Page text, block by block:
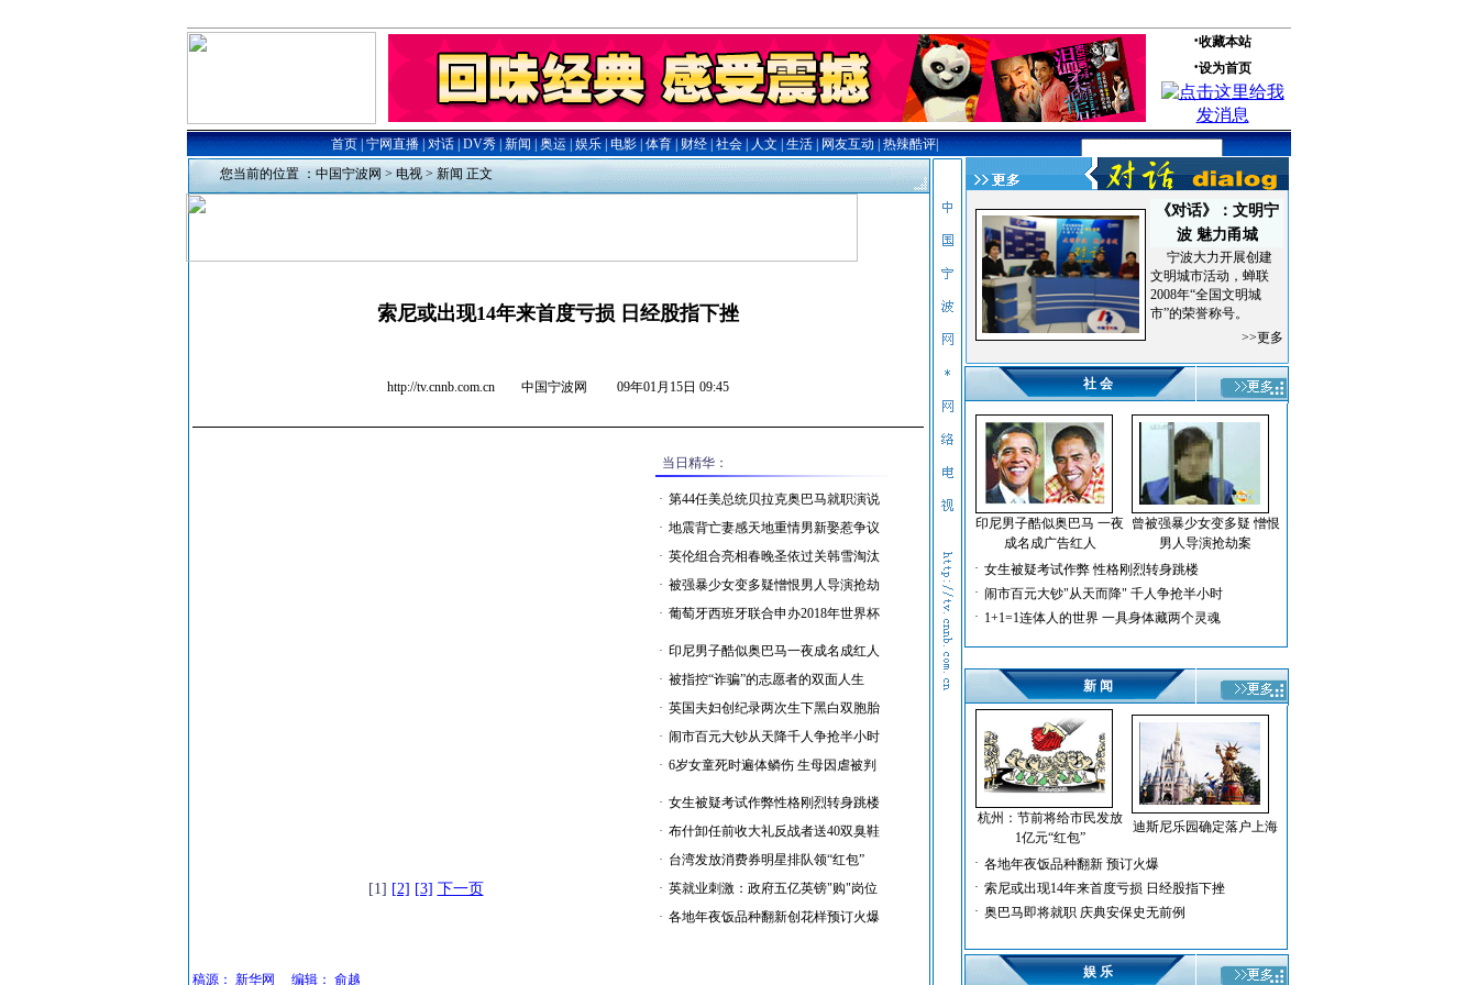
您当前的位置 ： 中国宁波网 > 电视 > 新闻 正文
索尼或出现14年来首度亏损 日经股指下挫
http://tv.cnnb.com.cn 中国宁波网 09年01月15日 09:45
[1] [2] [3] 下一页
当日精华：
· 第44任美总统贝拉克奥巴马就职演说
· 地震背亡妻感天地重情男新娶惹争议
· 英伦组合亮相春晚圣依过关韩雪淘汰
· 被强暴少女变多疑憎恨男人导演抢劫
· 葡萄牙西班牙联合申办2018年世界杯
· 印尼男子酷似奥巴马一夜成名成红人
· 被指控“诈骗”的志愿者的双面人生
· 英国夫妇创纪录两次生下黑白双胞胎
· 闹市百元大钞从天降千人争抢半小时
· 6岁女童死时遍体鳞伤 生母因虐被判
· 女生被疑考试作弊性格刚烈转身跳楼
· 布什卸任前收大礼反战者送40双臭鞋
· 台湾发放消费券明星排队领“红包”
· 英就业刺激：政府五亿英镑"购"岗位
· 各地年夜饭品种翻新创花样预订火爆
稿源： 新华网 编辑： 俞越
《对话》：文明宁
波 魅力甬城
宁波大力开展创建
文明城市活动，蝉联
2008年“全国文明城
市”的荣誉称号。
>>更多
社 会
印尼男子酷似奥巴马 一夜
成名成广告红人
曾被强暴少女变多疑 憎恨
男人导演抢劫案
· 女生被疑考试作弊 性格刚烈转身跳楼
· 闹市百元大钞"从天而降" 千人争抢半小时
· 1+1=1连体人的世界 一具身体藏两个灵魂
新 闻
杭州：节前将给市民发放
1亿元“红包”
迪斯尼乐园确定落户上海
· 各地年夜饭品种翻新 预订火爆
· 索尼或出现14年来首度亏损 日经股指下挫
· 奥巴马即将就职 庆典安保史无前例
娱 乐